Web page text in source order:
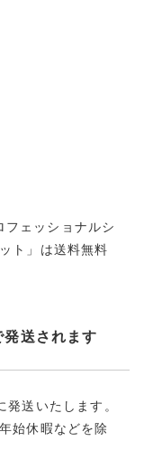
ェッショナルシ
ト」は送料無料
送されます
送いたします。
始休暇などを除